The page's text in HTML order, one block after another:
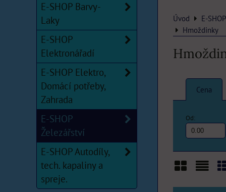
Úvod
E-
Hmoždinky
Cena
Od:
Mřížka
E-SHOP Barvy-
Laky
E-SHOP
Elektronářadí
E-SHOP Elektro,
Domácí potřeby,
Zahrada
E-SHOP
Železářství
E-SHOP Autodíly,
tech. kapaliny a
spreje.